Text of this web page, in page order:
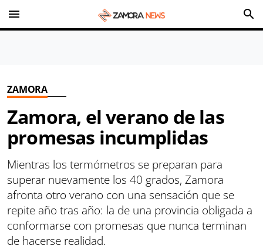
menu search
ZAMORA
Zamora, el verano de las
promesas incumplidas
Mientras los termómetros se preparan para
superar nuevamente los 40 grados, Zamora
afronta otro verano con una sensación que se
repite año tras año: la de una provincia obligada a
conformarse con promesas que nunca terminan
de hacerse realidad.